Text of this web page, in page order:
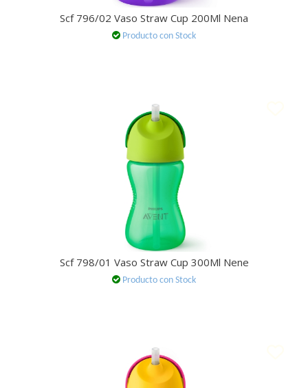
Scf 796/02 Vaso Straw Cup 200Ml Nena
Producto con Stock
Scf 798/01 Vaso Straw Cup 300Ml Nene
Producto con Stock